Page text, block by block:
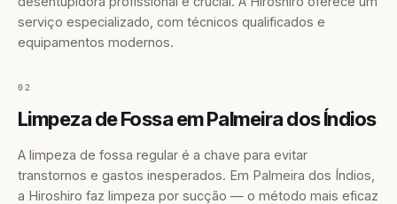
serviço especializado, com técnicos qualificados e
equipamentos modernos.
02
Limpeza de Fossa em Palmeira dos Índios
A limpeza de fossa regular é a chave para evitar
transtornos e gastos inesperados. Em Palmeira dos Índios,
a Hiroshiro faz limpeza por sucção — o método mais eficaz